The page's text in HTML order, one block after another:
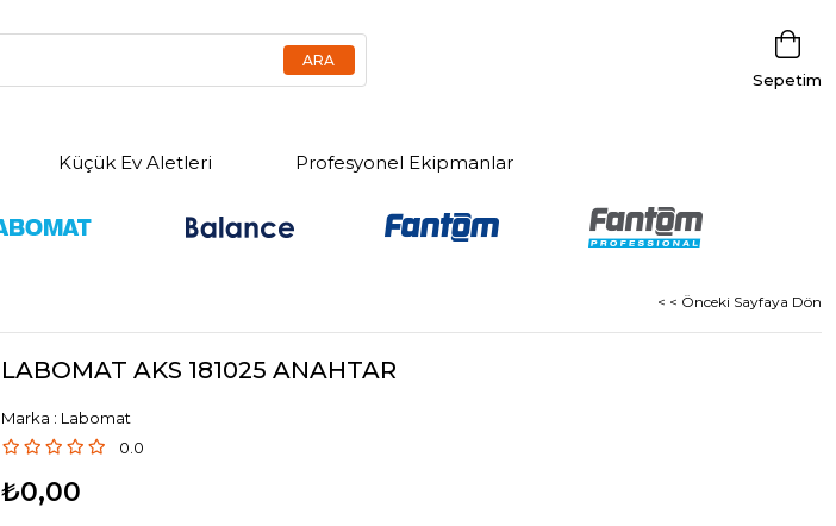
Sepetim
Küçük Ev Aletleri Profesyonel Ekipmanlar
< < Önceki Sayfaya Dön
LABOMAT AKS 181025 ANAHTAR
Marka : Labomat
0.0
₺0,00